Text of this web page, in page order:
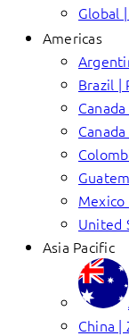
Global |
Americas
Brazil |
Canada
Canada
Mexico
United
Asia Pacific
China |